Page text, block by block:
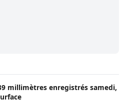
millimètres enregistrés samedi,